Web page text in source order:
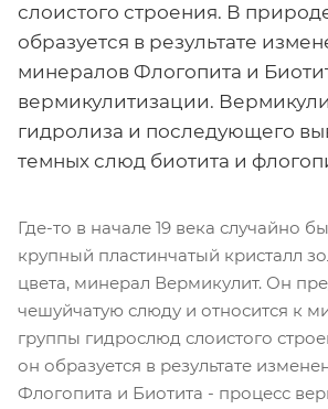
слоистого строения. В
образуется в результате
минералов Флогопита и
вермикулитизации.
гидролиза и последующего
темных слюд биотита и
Где-то в начале 19 века случайно
крупный пластинчатый кристалл
цвета, минерал Вермикулит. Он
чешуйчатую слюду и относится к
группы гидрослюд слоистого
он образуется в результате
Флогопита и Биотита - процесс